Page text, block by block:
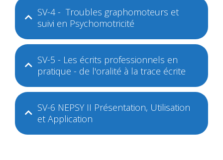
SV-4 - Troubles graphomoteurs et
suivi en Psychomotricité
SV-5 - Les écrits professionnels en
pratique - de l'oralité à la trace écrite
SV-6 NEPSY II Présentation, Utilisation
et Application